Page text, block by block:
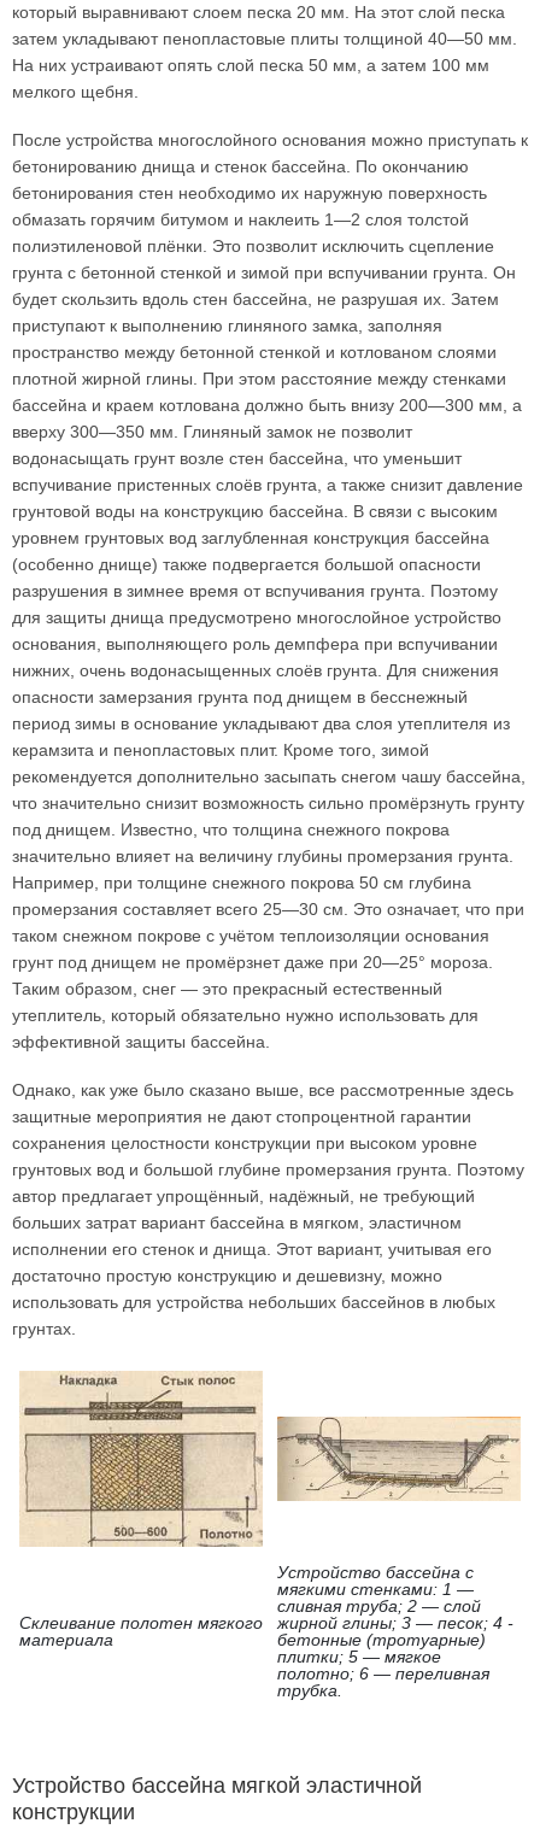
который выравнивают слоем песка 20 мм. На этот слой песка
затем укладывают пенопластовые плиты толщиной 40—50 мм.
На них устраивают опять слой песка 50 мм, а затем 100 мм
мелкого щебня.
После устройства многослойного основания можно приступать к
бетонированию днища и стенок бассейна. По окончанию
бетонирования стен необходимо их наружную поверхность
обмазать горячим битумом и наклеить 1—2 слоя толстой
полиэтиленовой плёнки. Это позволит исключить сцепление
грунта с бетонной стенкой и зимой при вспучивании грунта. Он
будет скользить вдоль стен бассейна, не разрушая их. Затем
приступают к выполнению глиняного замка, заполняя
пространство между бетонной стенкой и котлованом слоями
плотной жирной глины. При этом расстояние между стенками
бассейна и краем котлована должно быть внизу 200—300 мм, а
вверху 300—350 мм. Глиняный замок не позволит
водонасыщать грунт возле стен бассейна, что уменьшит
вспучивание пристенных слоёв грунта, а также снизит давление
грунтовой воды на конструкцию бассейна. В связи с высоким
уровнем грунтовых вод заглубленная конструкция бассейна
(особенно днище) также подвергается большой опасности
разрушения в зимнее время от вспучивания грунта. Поэтому
для защиты днища предусмотрено многослойное устройство
основания, выполняющего роль демпфера при вспучивании
нижних, очень водонасыщенных слоёв грунта. Для снижения
опасности замерзания грунта под днищем в бесснежный
период зимы в основание укладывают два слоя утеплителя из
керамзита и пенопластовых плит. Кроме того, зимой
рекомендуется дополнительно засыпать снегом чашу бассейна,
что значительно снизит возможность сильно промёрзнуть грунту
под днищем. Известно, что толщина снежного покрова
значительно влияет на величину глубины промерзания грунта.
Например, при толщине снежного покрова 50 см глубина
промерзания составляет всего 25—30 см. Это означает, что при
таком снежном покрове с учётом теплоизоляции основания
грунт под днищем не промёрзнет даже при 20—25° мороза.
Таким образом, снег — это прекрасный естественный
утеплитель, который обязательно нужно использовать для
эффективной защиты бассейна.
Однако, как уже было сказано выше, все рассмотренные здесь
защитные мероприятия не дают стопроцентной гарантии
сохранения целостности конструкции при высоком уровне
грунтовых вод и большой глубине промерзания грунта. Поэтому
автор предлагает упрощённый, надёжный, не требующий
больших затрат вариант бассейна в мягком, эластичном
исполнении его стенок и днища. Этот вариант, учитывая его
достаточно простую конструкцию и дешевизну, можно
использовать для устройства небольших бассейнов в любых
грунтах.
Склеивание полотен мягкого
материала
Устройство бассейна с
мягкими стенками: 1 —
сливная труба; 2 — слой
жирной глины; 3 — песок; 4 -
бетонные (тротуарные)
плитки; 5 — мягкое
полотно; 6 — переливная
трубка.
Устройство бассейна мягкой эластичной
конструкции